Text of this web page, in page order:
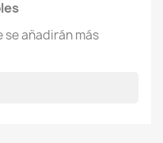
se añadirán más